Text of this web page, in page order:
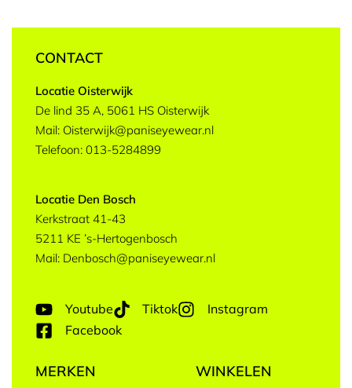
CONTACT
Locatie Oisterwijk
De lind 35 A, 5061 HS Oisterwijk
Mail: Oisterwijk@paniseyewear.nl
Telefoon: 013-5284899
Locatie Den Bosch
Kerkstraat 41-43
5211 KE ’s-Hertogenbosch
Mail: Denbosch@paniseyewear.nl
Youtube Tiktok
Instagram
Facebook
MERKEN WINKELEN